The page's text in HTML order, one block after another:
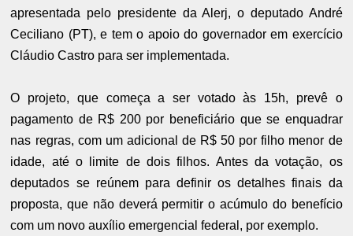
apresentada pelo presidente da Alerj, o deputado André
Ceciliano (PT), e tem o apoio do governador em exercício
Cláudio Castro para ser implementada.
O projeto, que começa a ser votado às 15h, prevê o
pagamento de R$ 200 por beneficiário que se enquadrar
nas regras, com um adicional de R$ 50 por filho menor de
idade, até o limite de dois filhos. Antes da votação, os
deputados se reúnem para definir os detalhes finais da
proposta, que não deverá permitir o acúmulo do benefício
com um novo auxílio emergencial federal, por exemplo.